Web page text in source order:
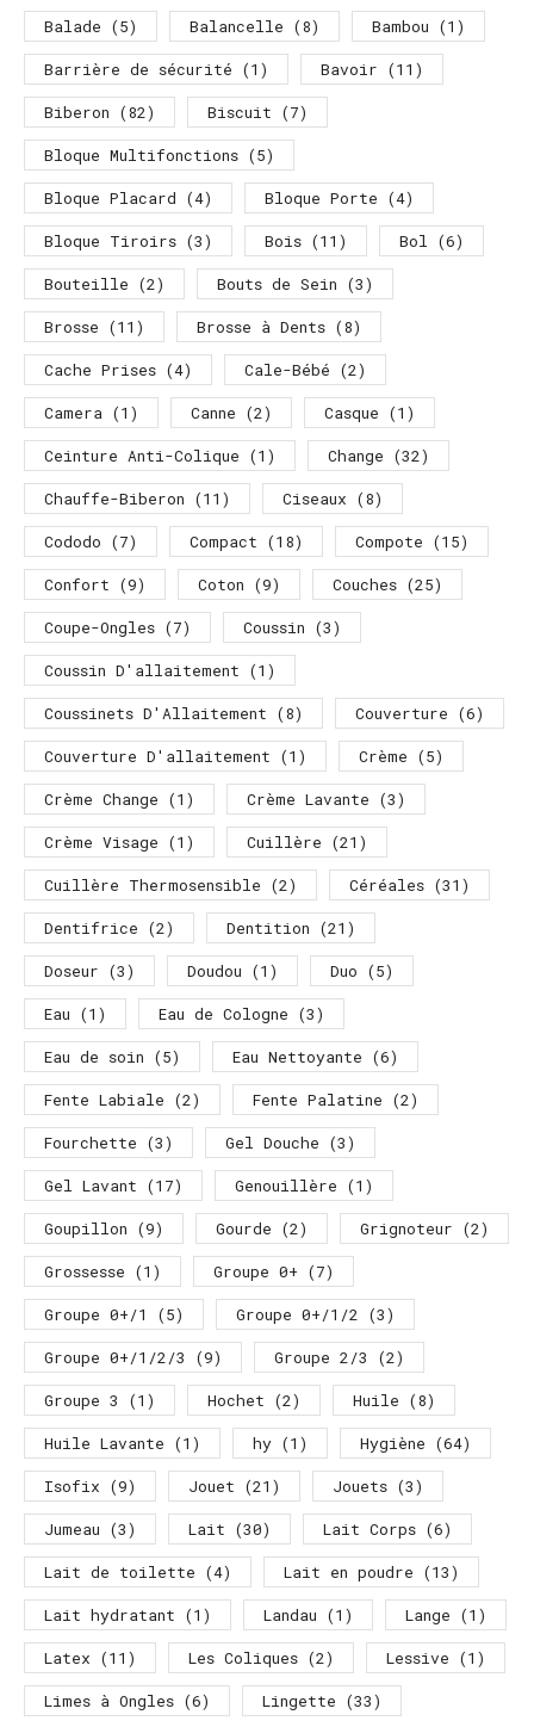
Balade (5) Balancelle (8) Bambou (1)
Barrière de sécurité (1) Bavoir (11)
Biberon (82) Biscuit (7)
Bloque Multifonctions (5)
Bloque Placard (4) Bloque Porte (4)
Bloque Tiroirs (3) Bois (11) Bol (6)
Bouteille (2) Bouts de Sein (3)
Brosse (11) Brosse à Dents (8)
Cache Prises (4) Cale-Bébé (2)
Camera (1) Canne (2) Casque (1)
Ceinture Anti-Colique (1) Change (32)
Chauffe-Biberon (11) Ciseaux (8)
Cododo (7) Compact (18) Compote (15)
Confort (9) Coton (9) Couches (25)
Coupe-Ongles (7) Coussin (3)
Coussin D'allaitement (1)
Coussinets D'Allaitement (8) Couverture (6)
Couverture D'allaitement (1) Crème (5)
Crème Change (1) Crème Lavante (3)
Crème Visage (1) Cuillère (21)
Cuillère Thermosensible (2) Céréales (31)
Dentifrice (2) Dentition (21)
Doseur (3) Doudou (1) Duo (5)
Eau (1) Eau de Cologne (3)
Eau de soin (5) Eau Nettoyante (6)
Fente Labiale (2) Fente Palatine (2)
Fourchette (3) Gel Douche (3)
Gel Lavant (17) Genouillère (1)
Goupillon (9) Gourde (2) Grignoteur (2)
Grossesse (1) Groupe 0+ (7)
Groupe 0+/1
(5) Groupe 0+/1/2 (3)
Groupe 0+/1/2/3
(9) Groupe 2/3
(2)
Groupe 3
(1) Hochet (2) Huile (8)
Huile Lavante (1) hy (1) Hygiène (64)
Isofix (9) Jouet (21) Jouets (3)
Jumeau (3) Lait (30) Lait Corps (6)
Lait de toilette (4) Lait en poudre (13)
Lait hydratant (1) Landau (1) Lange (1)
Latex (11) Les Coliques (2) Lessive (1)
Limes à Ongles (6) Lingette (33)